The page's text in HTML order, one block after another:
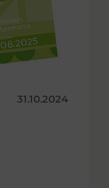
31.10.2024